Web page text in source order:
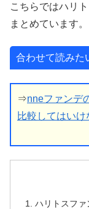
こちらではハリ
まとめています。
合わせて読みた
⇒nneファンデ
比較してはいけ
ハリトスフ